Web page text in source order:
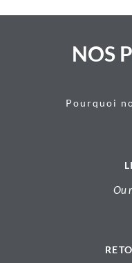
NOS
Pourquoi
Ou